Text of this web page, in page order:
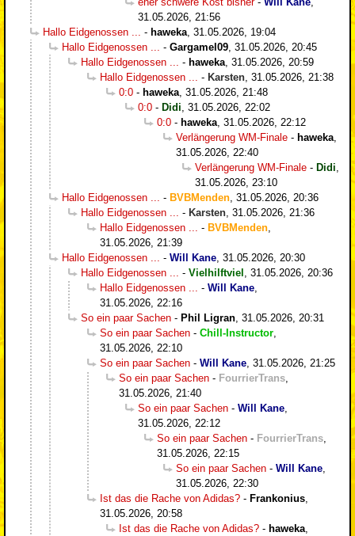
31.05.2026, 21:56
Hallo Eidgenossen ...
- haweka 31.05.2026, 19:04
Hallo Eidgenossen ...
- Gargamel09 31.05.2026, 20:45
Hallo Eidgenossen ...
- haweka 31.05.2026, 20:59
Hallo Eidgenossen ...
- Karsten 31.05.2026, 21:38
0:0 - haweka 31.05.2026, 21:48
0:0 - Didi 31.05.2026, 22:02
0:0 - haweka 31.05.2026, 22:12
Verlängerung WM-Finale - haweka
31.05.2026, 22:40
Verlängerung WM-Finale - Didi
31.05.2026, 23:10
Hallo Eidgenossen ...
- BVBMenden 31.05.2026, 20:36
Hallo Eidgenossen ...
- Karsten 31.05.2026, 21:36
Hallo Eidgenossen ...
- BVBMenden
31.05.2026, 21:39
Hallo Eidgenossen ...
- Will Kane 31.05.2026, 20:30
Hallo Eidgenossen ...
- Vielhilftviel
31.05.2026, 20:36
Hallo Eidgenossen ...
- Will Kane
31.05.2026, 22:16
So ein paar Sachen - Phil Ligran 31.05.2026, 20:31
So ein paar Sachen - Chill-Instructor
31.05.2026, 22:10
So ein paar Sachen - Will Kane 31.05.2026, 21:25
So ein paar Sachen - FourrierTrans
31.05.2026, 21:40
So ein paar Sachen - Will Kane
31.05.2026, 22:12
So ein paar Sachen - FourrierTrans
31.05.2026, 22:15
So ein paar Sachen - Will Kane
31.05.2026, 22:30
Ist das die Rache von Adidas? - Frankonius
31.05.2026, 20:58
Ist das die Rache von Adidas? - haweka